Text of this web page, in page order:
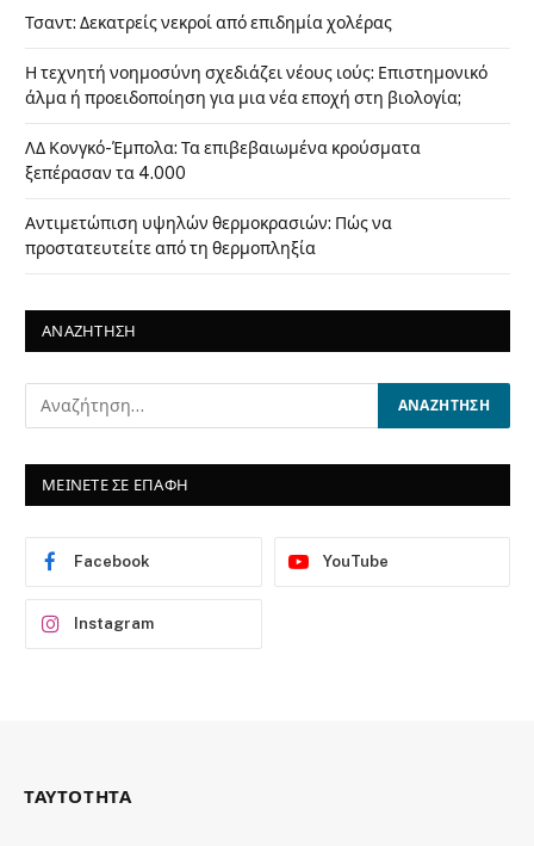
Τσαντ: Δεκατρείς νεκροί από επιδημία χολέρας
Η τεχνητή νοημοσύνη σχεδιάζει νέους ιούς: Επιστημονικό
άλμα ή προειδοποίηση για μια νέα εποχή στη βιολογία;
ΛΔ Κονγκό-Έμπολα: Τα επιβεβαιωμένα κρούσματα
ξεπέρασαν τα 4.000
Αντιμετώπιση υψηλών θερμοκρασιών: Πώς να
προστατευτείτε από τη θερμοπληξία
ΑΝΑΖΗΤΗΣΗ
ΜΕΙΝΕΤΕ ΣΕ ΕΠΑΦΗ
Facebook YouTube
Instagram
ΤΑΥΤΟΤΗΤΑ